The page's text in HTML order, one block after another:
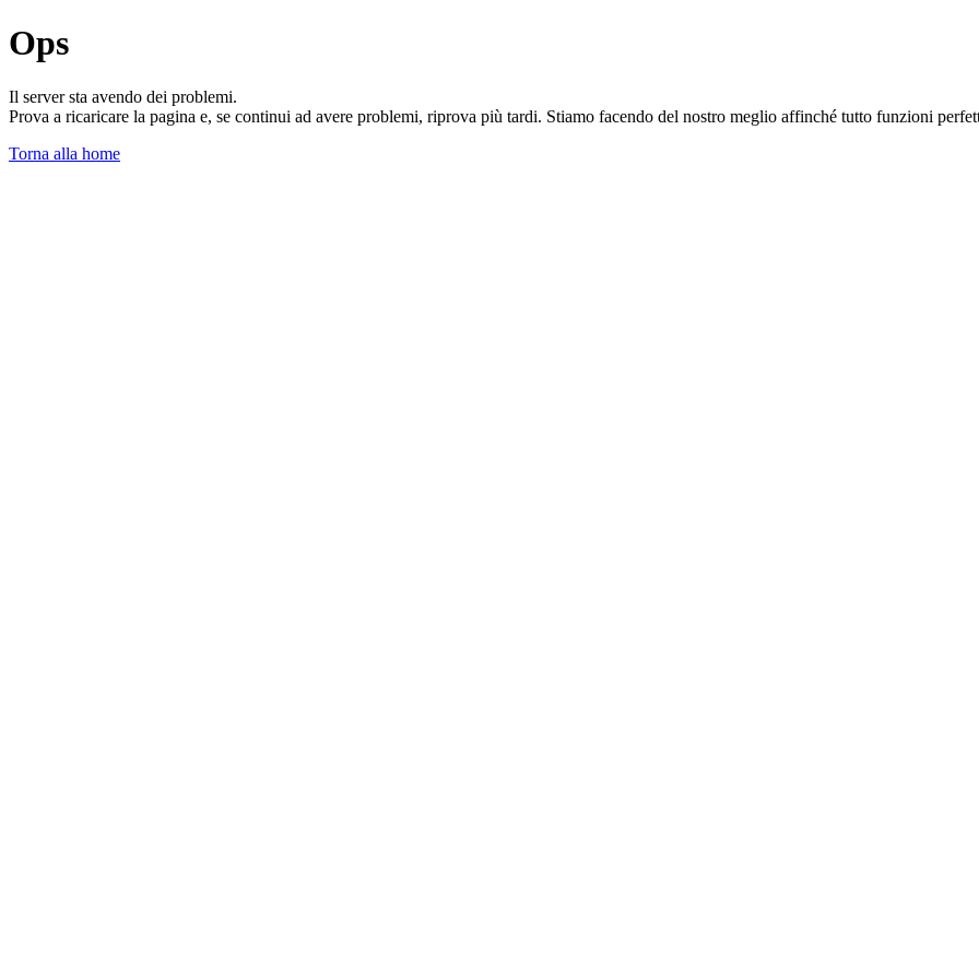
Ops
Il server sta avendo dei problemi.
Prova a ricaricare la pagina e, se continui ad avere problemi, riprova più tardi. Stiamo facendo del nostro meglio affinché tutto funzioni
Torna alla home